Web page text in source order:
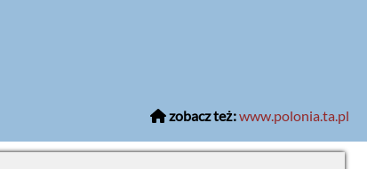
zobacz też:www.polonia.ta.pl